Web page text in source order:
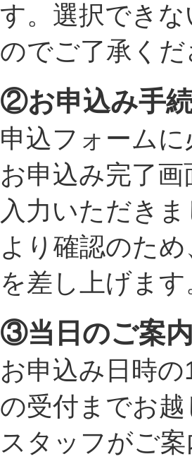
す。選択でき
のでご了承く
②お申込み手
申込フォーム
お申込み完了
入力いただき
より確認のた
を差し上げます
③当日のご案
お申込み日時
の受付までお
スタッフがご